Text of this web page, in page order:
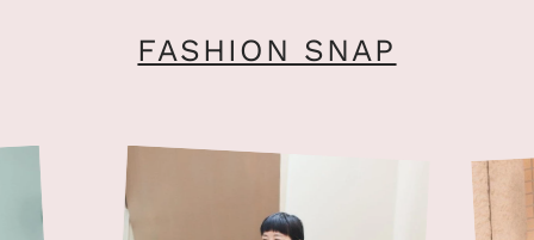
FASHION SNAP